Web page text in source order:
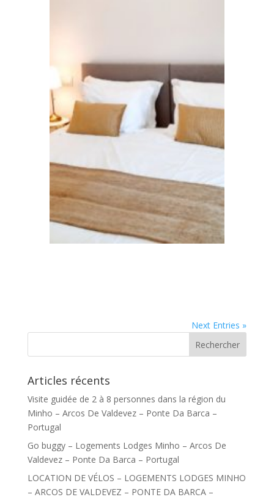
Next Entries »
Articles récents
Visite guidée de 2 à 8 personnes dans la région du
Minho – Arcos De Valdevez – Ponte Da Barca –
Portugal
Go buggy – Logements Lodges Minho – Arcos De
Valdevez – Ponte Da Barca – Portugal
LOCATION DE VÉLOS – LOGEMENTS LODGES MINHO
– ARCOS DE VALDEVEZ – PONTE DA BARCA –